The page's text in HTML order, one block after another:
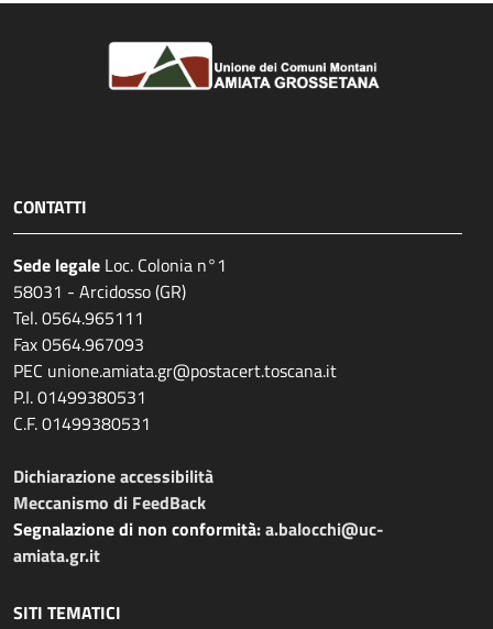
CONTATTI
Sede legale Loc. Colonia n°1
58031 - Arcidosso (GR)
Tel. 0564.965111
Fax 0564.967093
PEC unione.amiata.gr@postacert.toscana.it
P.I. 01499380531
C.F. 01499380531
Dichiarazione accessibilità
Meccanismo di FeedBack
Segnalazione di non conformità:a.balocchi@uc-
amiata.gr.it
SITI TEMATICI